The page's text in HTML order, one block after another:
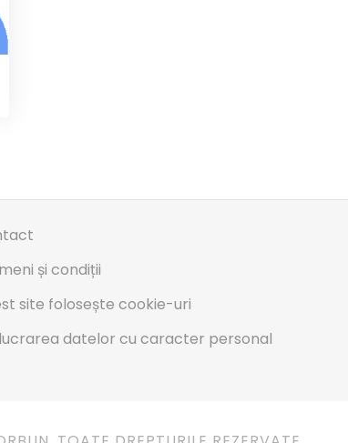
și condiții
site folosește cookie-uri
datelor cu caracter personal